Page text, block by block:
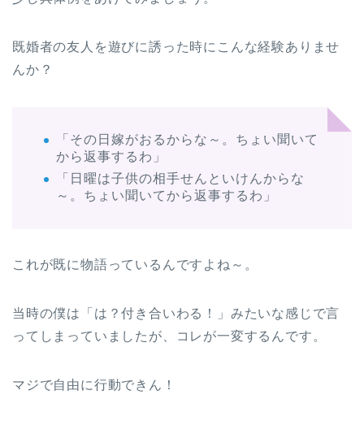
既婚者の友人を遊びに誘った時にこんな経験ありませ
んか？
「その日嫁がおるからな～。ちょい聞いて
から返事するわ」
「日曜は子供の相手せんといけんからな
～。ちょい聞いてから返事するわ」
これが既に物語っているんですよね～。
当時の僕は「は？付き合いわる！」みたいな感じで言
ってしまっていましたが、コレが一変するんです。
マジで自由に行動できん！